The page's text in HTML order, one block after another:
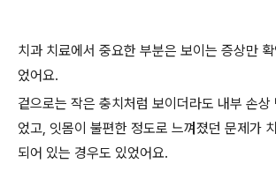
치과 치료에서 중요한 부분은 보이는 증상만
었어요.
겉으로는 작은 충치처럼 보이더라도 내부 손상
었고, 잇몸이 불편한 정도로 느껴졌던 문제가
되어 있는 경우도 있었어요.